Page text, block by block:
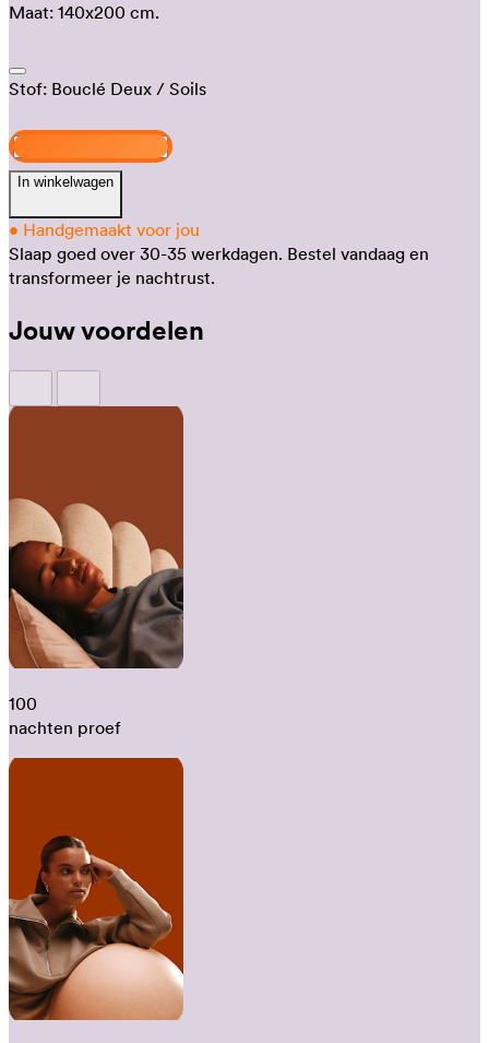
Maat: 140x200 cm.
Stof: Bouclé Deux / Soils
In winkelwagen
• Handgemaakt voor jou
Slaap goed over 30-35 werkdagen. Bestel vandaag en
transformeer je nachtrust.
Jouw voordelen
100
nachten proef